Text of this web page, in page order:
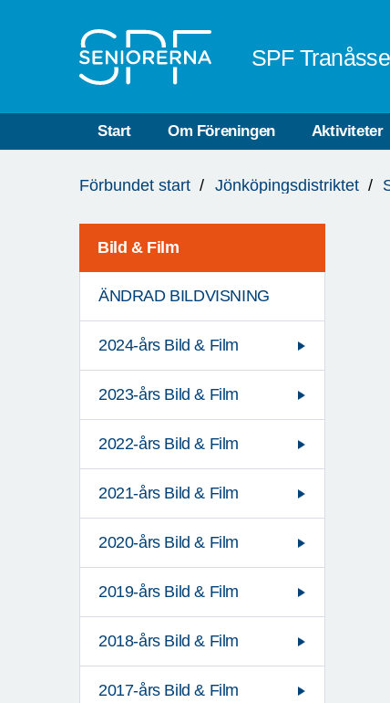
SPF
Start Om Föreningen Aktiviteter
är
Förbundet start Jönköpingsdistriktet
Bild & Film
ÄNDRAD BILDVISNING
2024-års Bild & Film
2023-års Bild & Film
2022-års Bild & Film
2021-års Bild & Film
2020-års Bild & Film
2019-års Bild & Film
2018-års Bild & Film
2017-års Bild & Film